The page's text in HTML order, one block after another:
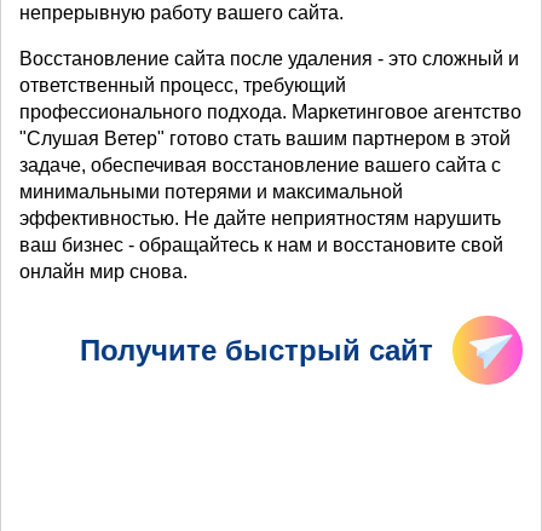
непрерывную работу вашего сайта.
Восстановление сайта после удаления - это сложный и
ответственный процесс, требующий
профессионального подхода. Маркетинговое агентство
"Слушая Ветер" готово стать вашим партнером в этой
задаче, обеспечивая восстановление вашего сайта с
минимальными потерями и максимальной
эффективностью. Не дайте неприятностям нарушить
ваш бизнес - обращайтесь к нам и восстановите свой
онлайн мир снова.
Получите быстрый сайт